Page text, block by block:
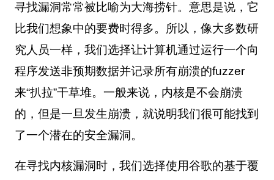
寻找漏洞常常被比喻为大海捞针。意思是说，它
比我们想象中的要费时得多。所以，像大多数研
究人员一样，我们选择让计算机通过运行一个向
程序发送非预期数据并记录所有崩溃的fuzzer
来“扒拉”干草堆。一般来说，内核是不会崩溃
的，但是一旦发生崩溃，就说明我们很可能找到
了一个潜在的安全漏洞。
在寻找内核漏洞时，我们选择使用谷歌的基于覆